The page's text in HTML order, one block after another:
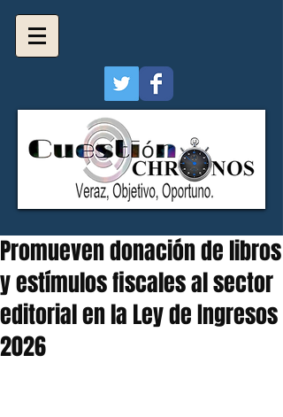
Promueven donación de libros
y estímulos fiscales al sector
editorial en la Ley de Ingresos
2026